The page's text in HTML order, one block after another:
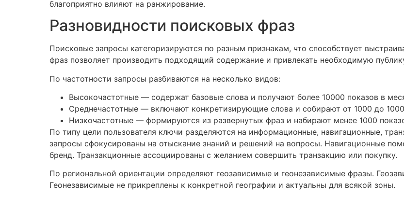
благоприятно влияют на ранжирование.
Разновидности поисковых фраз
Поисковые запросы категоризируются по разным признакам, что способствует
фраз позволяет производить подходящий содержание и привлекать необходимую
По частотности запросы разбиваются на несколько видов:
Высокочастотные — содержат базовые слова и получают более 10000 показов в
Среднечастотные — включают конкретизирующие слова и собирают от 1000 до
Низкочастотные — формируются из развернутых фраз и набирают менее 1000
По типу цели пользователя ключи разделяются на информационные, навигационные,
запросы сфокусированы на отыскание знаний и решений на вопросы. Навигационные
бренд. Транзакционные ассоциированы с желанием совершить транзакцию или покупку.
По региональной ориентации определяют геозависимые и геонезависимые фразы.
Геонезависимые не прикреплены к конкретной географии и актуальны для всякой зоны.